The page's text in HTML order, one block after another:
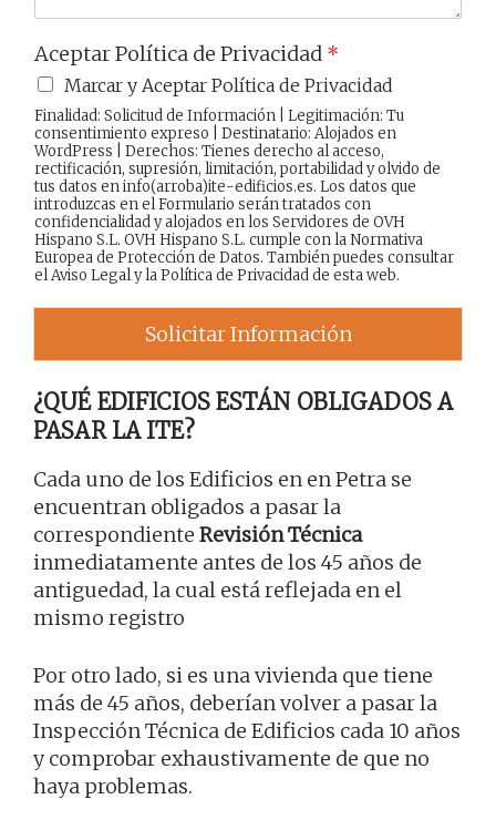
Aceptar Política de Privacidad *
Marcar y Aceptar Política de Privacidad
Finalidad: Solicitud de Información | Legitimación: Tu
consentimiento expreso | Destinatario: Alojados en
WordPress | Derechos: Tienes derecho al acceso,
rectificación, supresión, limitación, portabilidad y olvido de
tus datos en info(arroba)ite-edificios.es. Los datos que
introduzcas en el Formulario serán tratados con
confidencialidad y alojados en los Servidores de OVH
Hispano S.L. OVH Hispano S.L. cumple con la Normativa
Europea de Protección de Datos. También puedes consultar
elAviso Legaly laPolítica de Privacidadde esta web.
Solicitar Información
¿QUÉ EDIFICIOS ESTÁN OBLIGADOS A
PASAR LA ITE?
Cada uno de los Edificios en en Petra se
encuentran obligados a pasar la
correspondiente Revisión Técnica
inmediatamente antes de los 45 años de
antiguedad, la cual está reflejada en el
mismo registro
Por otro lado, si es una vivienda que tiene
más de 45 años, deberían volver a pasar la
Inspección Técnica de Edificios cada 10 años
y comprobar exhaustivamente de que no
haya problemas.